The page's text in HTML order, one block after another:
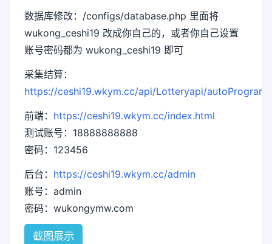
数据库修改：/configs/database.php 里面将
wukong_ceshi19 改成你自己的，或者你自己设置
账号密码都为 wukong_ceshi19 即可
采集结算：
https://ceshi19.wkym.cc/api/Lotteryapi/autoProgram
前端： https://ceshi19.wkym.cc/index.html
测试账号：18888888888
密码：123456
后台： https://ceshi19.wkym.cc/admin
账号：admin
密码：wukongymw.com
截图展示